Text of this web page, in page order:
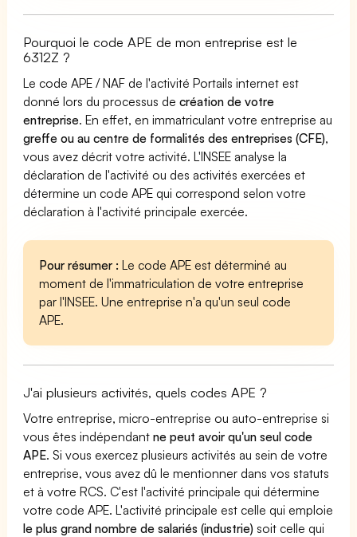
Pourquoi le code APE de mon entreprise est le
6312Z ?
Le code APE / NAF de l'activité Portails internet est
donné lors du processus decréation de votre
entreprise. En effet, en immatriculant votre entreprise au
greffe ou au centre de formalités des entreprises (CFE),
vous avez décrit votre activité. L'INSEE analyse la
déclaration de l'activité ou des activités exercées et
détermine un code APE qui correspond selon votre
déclaration à l'activité principale exercée.
Pour résumer : Le code APE est déterminé au
moment de l'immatriculation de votre entreprise
par l'INSEE. Une entreprise n'a qu'un seul code
APE.
J'ai plusieurs activités, quels codes APE ?
Votre entreprise, micro-entreprise ou auto-entreprise si
vous êtes indépendantne peut avoir qu'un seul code
APE. Si vous exercez plusieurs activités au sein de votre
entreprise, vous avez dû le mentionner dans vos statuts
et à votre RCS. C'est l'activité principale qui détermine
votre code APE. L'activité principale est celle qui emploie
le plus grand nombre de salariés (industrie) soit celle qui